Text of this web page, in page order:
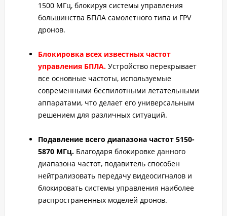
1500 МГц, блокируя системы управления
большинства БПЛА самолетного типа и FPV
дронов.
Блокировка всех известных частот
управления БПЛА. Устройство перекрывает
все основные частоты, используемые
современными беспилотными летательными
аппаратами, что делает его универсальным
решением для различных ситуаций.
Подавление всего диапазона частот 5150-
5870 МГц. Благодаря блокировке данного
диапазона частот, подавитель способен
нейтрализовать передачу видеосигналов и
блокировать системы управления наиболее
распространенных моделей дронов.